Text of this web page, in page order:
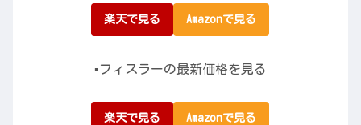
楽天で見る Amazonで見る
▪️フィスラーの最新価格を見る
楽天で見る Amazonで見る